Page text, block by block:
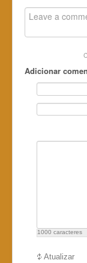
Adicionar
1000 caracteres
Atualizar